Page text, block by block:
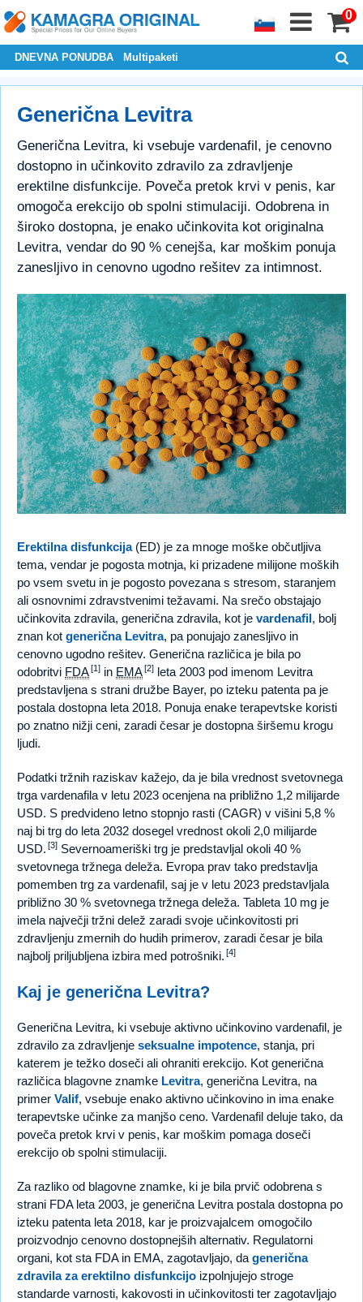
0
DNEVNA PONUDBA Multipaketi
Generična Levitra
Generična Levitra, ki vsebuje vardenafil, je cenovno
dostopno in učinkovito zdravilo za zdravljenje
erektilne disfunkcije. Poveča pretok krvi v penis, kar
omogoča erekcijo ob spolni stimulaciji. Odobrena in
široko dostopna, je enako učinkovita kot originalna
Levitra, vendar do 90 % cenejša, kar moškim ponuja
zanesljivo in cenovno ugodno rešitev za intimnost.
Erektilna disfunkcija(ED) je za mnoge moške občutljiva
tema, vendar je pogosta motnja, ki prizadene milijone moških
po vsem svetu in je pogosto povezana s stresom, staranjem
ali osnovnimi zdravstvenimi težavami. Na srečo obstajajo
učinkovita zdravila, generična zdravila, kot je vardenafil, bolj
znan kot generična Levitra, pa ponujajo zanesljivo in
cenovno ugodno rešitev. Generična različica je bila po
odobritvi FDA[1] in EMA[2] leta 2003 pod imenom Levitra
predstavljena s strani družbe Bayer, po izteku patenta pa je
postala dostopna leta 2018. Ponuja enake terapevtske koristi
po znatno nižji ceni, zaradi česar je dostopna širšemu krogu
ljudi.
Podatki tržnih raziskav kažejo, da je bila vrednost svetovnega
trga vardenafila v letu 2023 ocenjena na približno 1,2 milijarde
USD. S predvideno letno stopnjo rasti (CAGR) v višini 5,8 %
naj bi trg do leta 2032 dosegel vrednost okoli 2,0 milijarde
USD. [3] Severnoameriški trg je predstavljal okoli 40 %
svetovnega tržnega deleža. Evropa prav tako predstavlja
pomemben trg za vardenafil, saj je v letu 2023 predstavljala
približno 30 % svetovnega tržnega deleža. Tableta 10 mg je
imela največji tržni delež zaradi svoje učinkovitosti pri
zdravljenju zmernih do hudih primerov, zaradi česar je bila
najbolj priljubljena izbira med potrošniki. [4]
Kaj je generična Levitra?
Generična Levitra, ki vsebuje aktivno učinkovino vardenafil, je
zdravilo za zdravljenje seksualne impotence, stanja, pri
katerem je težko doseči ali ohraniti erekcijo. Kot generična
različica blagovne znamke Levitra, generična Levitra, na
primer Valif, vsebuje enako aktivno učinkovino in ima enake
terapevtske učinke za manjšo ceno. Vardenafil deluje tako, da
poveča pretok krvi v penis, kar moškim pomaga doseči
erekcijo ob spolni stimulaciji.
Za razliko od blagovne znamke, ki je bila prvič odobrena s
strani FDA leta 2003, je generična Levitra postala dostopna po
izteku patenta leta 2018, kar je proizvajalcem omogočilo
proizvodnjo cenovno dostopnejših alternativ. Regulatorni
organi, kot sta FDA in EMA, zagotavljajo, da generična
zdravila za erektilno disfunkcijo izpolnjujejo stroge
standarde varnosti, kakovosti in učinkovitosti ter zagotavljajo